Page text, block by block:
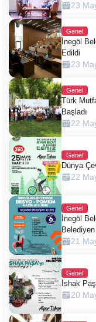
23
Genel
İnegöl
Edildi
23
Genel
Türk
Başladı
22
Genel
Dünya
22
Genel
İnegöl
21
Genel
İshak
20